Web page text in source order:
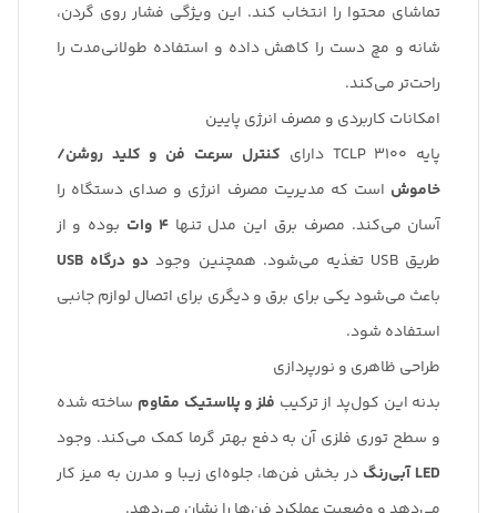
تماشای محتوا را انتخاب کند. این ویژگی فشار روی گردن،
شانه و مچ دست را کاهش داده و استفاده طولانی‌مدت را
راحت‌تر می‌کند.
امکانات کاربردی و مصرف انرژی پایین
پایه TCLP 3100 دارای
کنترل سرعت فن و کلید روشن/
خاموش است که مدیریت مصرف انرژی و صدای دستگاه را
آسان می‌کند. مصرف برق این مدل تنها4 وات
بوده و از
طریق USB تغذیه می‌شود. همچنین وجود
دو درگاه USB
باعث می‌شود یکی برای برق و دیگری برای اتصال لوازم جانبی
استفاده شود.
طراحی ظاهری و نورپردازی
بدنه این کول‌پد از ترکیب فلز و پلاستیک مقاوم ساخته شده
و سطح توری فلزی آن به دفع بهتر گرما کمک می‌کند. وجود
LED آبی‌رنگ
در بخش فن‌ها، جلوه‌ای زیبا و مدرن به میز کار